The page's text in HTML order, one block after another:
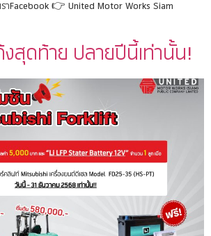
าFacebook 👉 United Motor Works Siam
งสุดท้าย ปลายปีนี้เท่านั้น!